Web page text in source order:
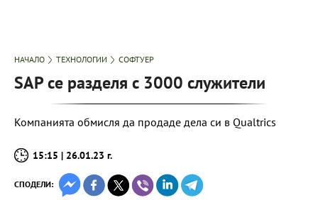
НАЧАЛО ТЕХНОЛОГИИ СОФТУЕР
SAP се разделя с 3000 служители
Компанията обмисля да продаде дела си в Qualtrics
15:15 | 26.01.23 г.
СПОДЕЛИ: